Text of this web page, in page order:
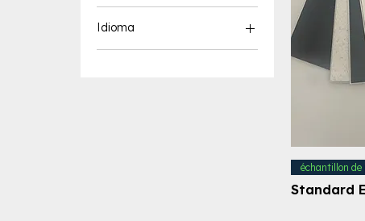
Idioma
Ressources en anglais
échantillon
Standard